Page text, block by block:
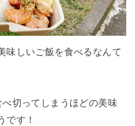
味しいご飯を食べるなんて
切ってしまうほどの美味
です！